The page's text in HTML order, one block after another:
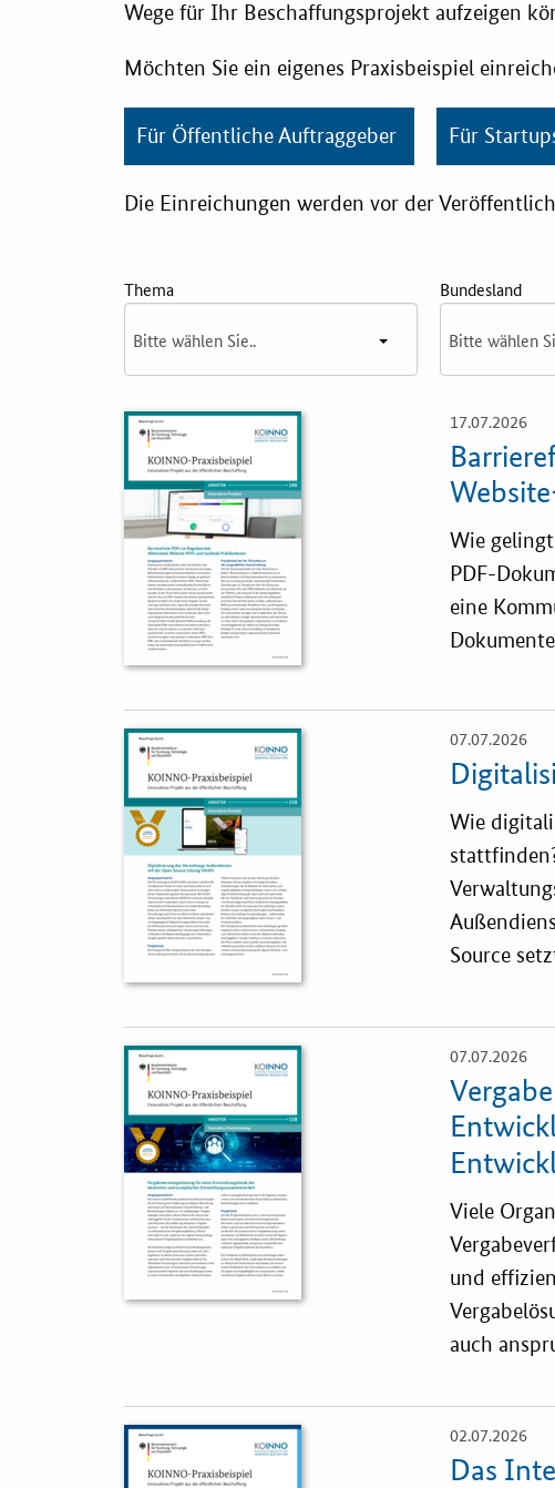
KOINNOmagazin
Netzwerk
Innovationspreis
Förderprogramme
Informationen
E-Learning
Fristenassistent
Preis-Leistungs-
Toolbox
Vergabe-Wahl-O-
Zertifizierung
Wege für Ihr Beschaffungsprojekt aufzeigen
Möchten Sie ein eigenes Praxisbeispiel
Für Öffentliche Auftraggeber Für
Die Einreichungen werden vor der
Thema Bundesland
17.07.2026
Wie
PDF-
eine
Öffnet
Einzelsicht
07.07.2026
Wie
Source
Öffnet
Einzelsicht
07.07.2026
Viele
und
auch
Öffnet
Einzelsicht
02.07.2026
Das
Öffnet
Einzelsicht